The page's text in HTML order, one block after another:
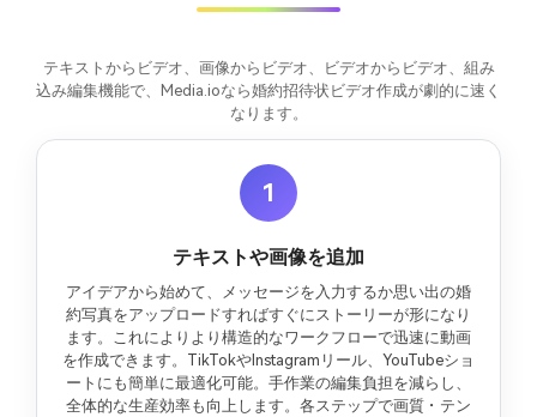
テキストからビデオ、画像からビデオ、ビデオからビデオ、組み
込み編集機能で、Media.ioなら婚約招待状ビデオ作成が劇的に速く
なります。
1
テキストや画像を追加
アイデアから始めて、メッセージを入力するか思い出の婚
約写真をアップロードすればすぐにストーリーが形になり
ます。これによりより構造的なワークフローで迅速に動画
を作成できます。TikTokやInstagramリール、YouTubeショ
ートにも簡単に最適化可能。手作業の編集負担を減らし、
全体的な生産効率も向上します。各ステップで画質・テン